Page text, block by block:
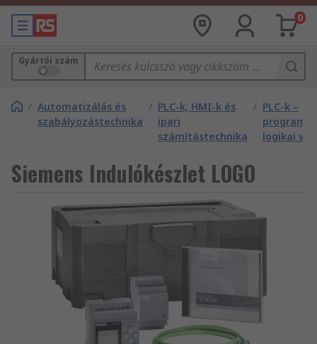
0
Gyártói szám
/ Automatizálás és
szabályozástechnika
/ PLC-k, HMI-k és
ipari
számítástechnika
/ PLC-k –
logikai
Siemens Indulókészlet LOGO